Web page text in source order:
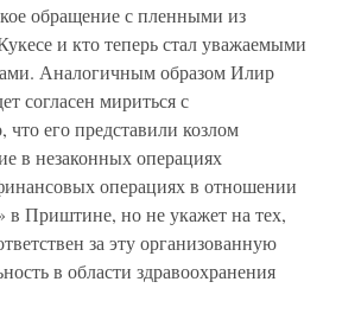
обращение с пленными из
и кто теперь стал уважаемыми
Аналогичным образом Илир
согласен мириться с
что его представили козлом
в незаконных операциях
операциях в отношении
Приштине, но не укажет на тех,
за эту организованную
в области здравоохранения